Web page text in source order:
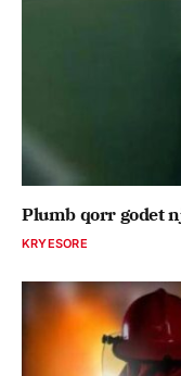
Plumb qorr godet
KRYESORE